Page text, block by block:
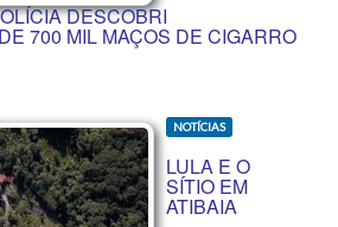
DESCOBRI
700 MIL MAÇOS DE CIGARRO
NOTÍCIAS
LULA E O
SÍTIO EM
ATIBAIA